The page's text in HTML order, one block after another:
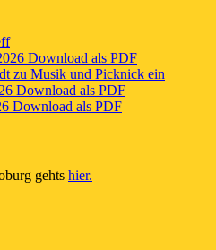
Download als PDF
zu Musik und Picknick ein
Download als PDF
Download als PDF
gehts hier.